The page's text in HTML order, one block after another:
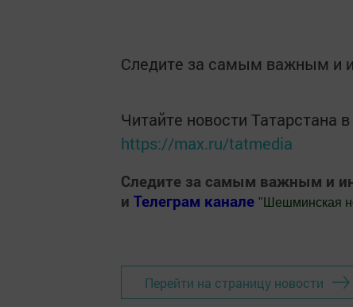
Следите за самым важным и
Читайте новости
https://max.ru/tatmedia
Следите за самым важным и
и Телеграм канале " Шешминская
Перейти на страницу новости